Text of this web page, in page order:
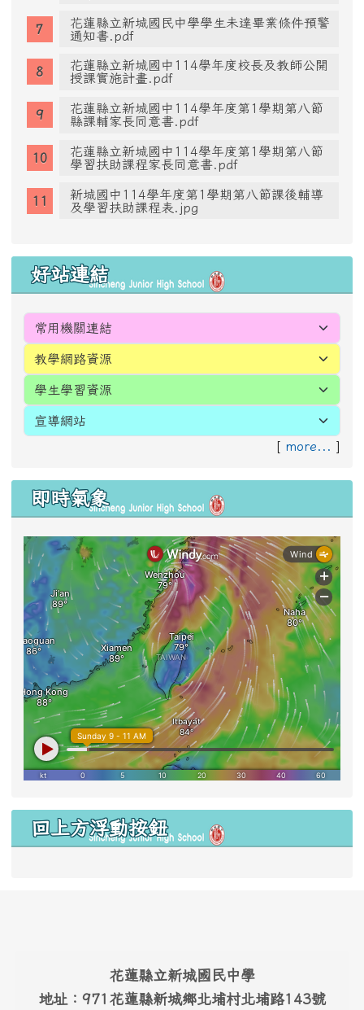
花蓮縣立新城國民中學學生未達畢業條件預警
通知書.pdf
花蓮縣立新城國中114學年度校長及教師公開
授課實施計畫.pdf
花蓮縣立新城國中114學年度第1學期第八節
縣課輔家長同意書.pdf
花蓮縣立新城國中114學年度第1學期第八節
學習扶助課程家長同意書.pdf
新城國中114學年度第1學期第八節課後輔導
及學習扶助課程表.jpg
好站連結
[ more... ]
即時氣象
右邊區域內容
回上方浮動按鈕
花蓮縣立新城國民中學
地址：971花蓮縣新城鄉北埔村北埔路143號